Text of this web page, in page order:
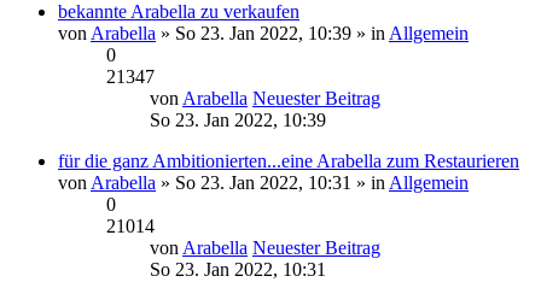
bekannte Arabella zu verkaufen
von Arabella » So 23. Jan 2022, 10:39 » in Allgemein
0
21347
von Arabella Neuester Beitrag
So 23. Jan 2022, 10:39
für die ganz Ambitionierten...eine Arabella zum Restaurieren
von Arabella » So 23. Jan 2022, 10:31 » in Allgemein
0
21014
von Arabella Neuester Beitrag
So 23. Jan 2022, 10:31